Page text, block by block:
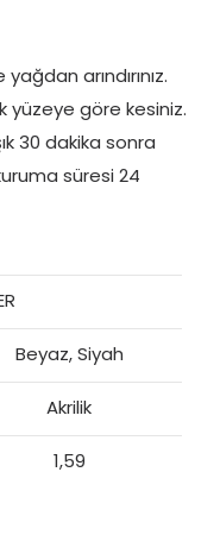
arındırınız.
yüzeye göre kesiniz.
30 dakika sonra
süresi 24
Beyaz, Siyah
Akrilik
1,59